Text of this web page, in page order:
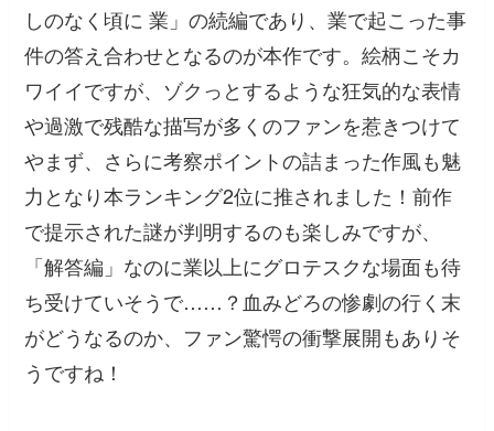
しのなく頃に 業」の続編であり、業で起こった事
件の答え合わせとなるのが本作です。絵柄こそカ
ワイイですが、ゾクっとするような狂気的な表情
や過激で残酷な描写が多くのファンを惹きつけて
やまず、さらに考察ポイントの詰まった作風も魅
力となり本ランキング2位に推されました！前作
で提示された謎が判明するのも楽しみですが、
「解答編」なのに業以上にグロテスクな場面も待
ち受けていそうで……？血みどろの惨劇の行く末
がどうなるのか、ファン驚愕の衝撃展開もありそ
うですね！